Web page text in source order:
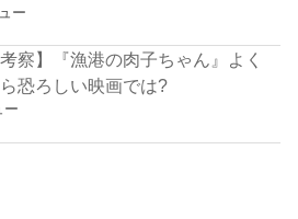
ー
考察】『漁港の肉子ちゃん』よく
恐ろしい映画では?
ー